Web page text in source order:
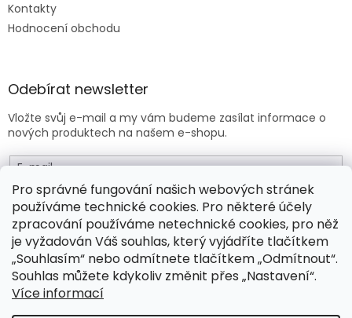
Pro správné fungování našich webových stránek
používáme technické cookies. Pro některé účely
zpracování používáme netechnické cookies, pro něž
je vyžadován Váš souhlas, který vyjádříte tlačítkem
„Souhlasím“ nebo odmítnete tlačítkem „Odmítnout“.
Souhlas můžete kdykoliv změnit přes „Nastavení“.
Více informací
Kontakty
Hodnocení obchodu
Odebírat newsletter
Vložte svůj e-mail a my vám budeme zasílat informace o
nových produktech na našem e-shopu.
E-mail
Vložením e-mailu souhlasíte sobchodními podmínkami .
PŘIHLÁSIT SE